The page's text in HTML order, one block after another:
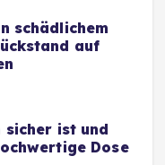
schädlichem
auf
sicher ist und
Dose